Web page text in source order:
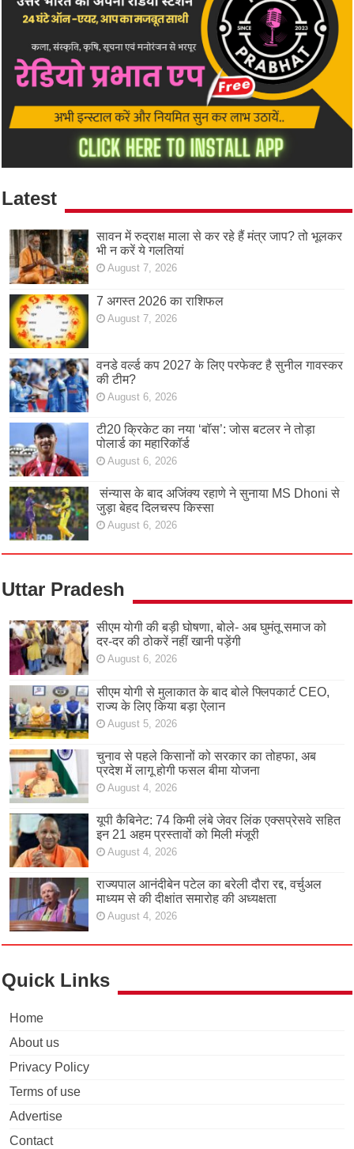
Latest
सावन में रुद्राक्ष माला से कर रहे हैं मंत्र जाप? तो भूलकर
भी न करें ये गलतियां
August 7, 2026
7 अगस्त 2026 का राशिफल
August 7, 2026
वनडे वर्ल्ड कप 2027 के लिए परफेक्ट है सुनील गावस्कर
की टीम?
August 6, 2026
टी20 क्रिकेट का नया ‘बॉस’: जोस बटलर ने तोड़ा
पोलार्ड का महारिकॉर्ड
August 6, 2026
संन्यास के बाद अजिंक्‍य रहाणे ने सुनाया MS Dhoni से
जुड़ा बेहद दिलचस्प किस्सा
August 6, 2026
Uttar Pradesh
सीएम योगी की बड़ी घोषणा, बोले- अब घुमंतू समाज को
दर-दर की ठोकरें नहीं खानी पड़ेंगी
August 6, 2026
सीएम योगी से मुलाकात के बाद बोले फ्लिपकार्ट CEO,
राज्य के लिए किया बड़ा ऐलान
August 5, 2026
चुनाव से पहले किसानों को सरकार का तोहफा, अब
प्रदेश में लागू होगी फसल बीमा योजना
August 4, 2026
यूपी कैबिनेट: 74 किमी लंबे जेवर लिंक एक्सप्रेसवे सहित
इन 21 अहम प्रस्तावों को मिली मंजूरी
August 4, 2026
राज्यपाल आनंदीबेन पटेल का बरेली दौरा रद्द, वर्चुअल
माध्यम से की दीक्षांत समारोह की अध्यक्षता
August 4, 2026
Quick Links
Home
About us
Privacy Policy
Terms of use
Advertise
Contact